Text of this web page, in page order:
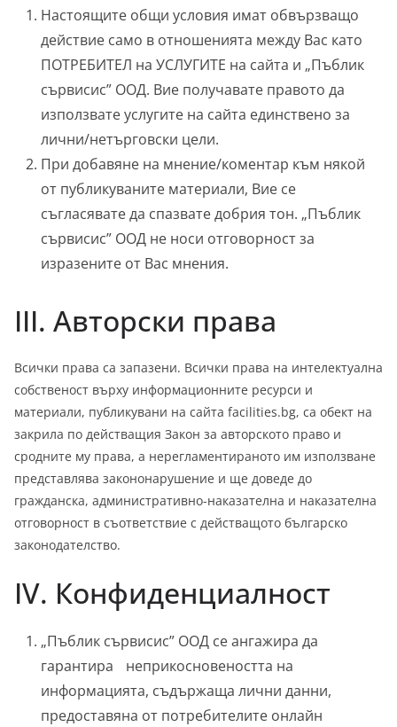
Настоящите общи условия имат обвързващо
действие само в отношенията между Вас като
ПОТРЕБИТЕЛ на УСЛУГИТЕ на сайта и „Пъблик
сървисис” ООД. Вие получавате правото да
използвате услугите на сайта единствено за
лични/нетърговски цели.
При добавяне на мнение/коментар към някой
от публикуваните материали, Вие се
съгласявате да спазвате добрия тон. „Пъблик
сървисис” ООД не носи отговорност за
изразените от Вас мнения.
III. Авторски права
Всички права са запазени. Всички права на интелектуална
собственост върху информационните ресурси и
материали, публикувани на сайта facilities.bg, са обект на
закрила по действащия Закон за авторското право и
сродните му права, а нерегламентираното им използване
представлява закононарушение и ще доведе до
гражданска, административно-наказателна и наказателна
отговорност в съответствие с действащото българско
законодателство.
IV. Конфиденциалност
„Пъблик сървисис” ООД се ангажира да
гарантира неприкосновеността на
информацията, съдържаща лични данни,
предоставяна от потребителите онлайн